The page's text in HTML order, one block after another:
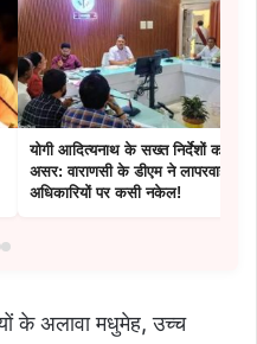
योगी आदित्यनाथ के सख्त निर्देशों का
असर: वाराणसी के डीएम ने लापरवाह
अधिकारियों पर कसी नकेल!
के अलावा मधुमेह, उच्च